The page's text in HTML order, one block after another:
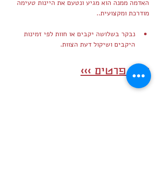
האדמה ממנה הוא מגיע ונטעם את היינות טעימה
מודרכת ומקצועית..
נבקר בשלושה יקבים או חוות לפי זמינות
היקבים ושיקול דעת הצוות.
לעוד פרטים >>>